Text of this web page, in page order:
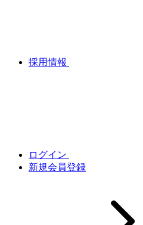
採用情報
ログイン
新規会員登録